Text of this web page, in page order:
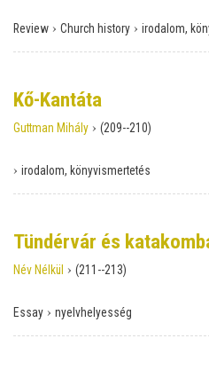
Review › Church history › irodalom,
Kő-Kantáta
Guttman Mihály › (209--210)
› irodalom, könyvismertetés
Tündérvár és
Név Nélkül › (211--213)
Essay › nyelvhelyesség